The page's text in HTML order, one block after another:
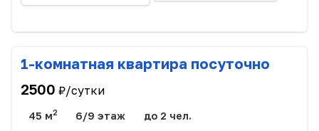
1-комнатная квартира посуточно
2500 ₽/сутки
45 м2 6/9 этаж до 2 чел.